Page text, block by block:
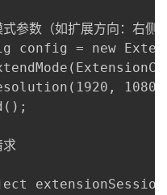
数（如扩展方向：右侧
config = new
1080)